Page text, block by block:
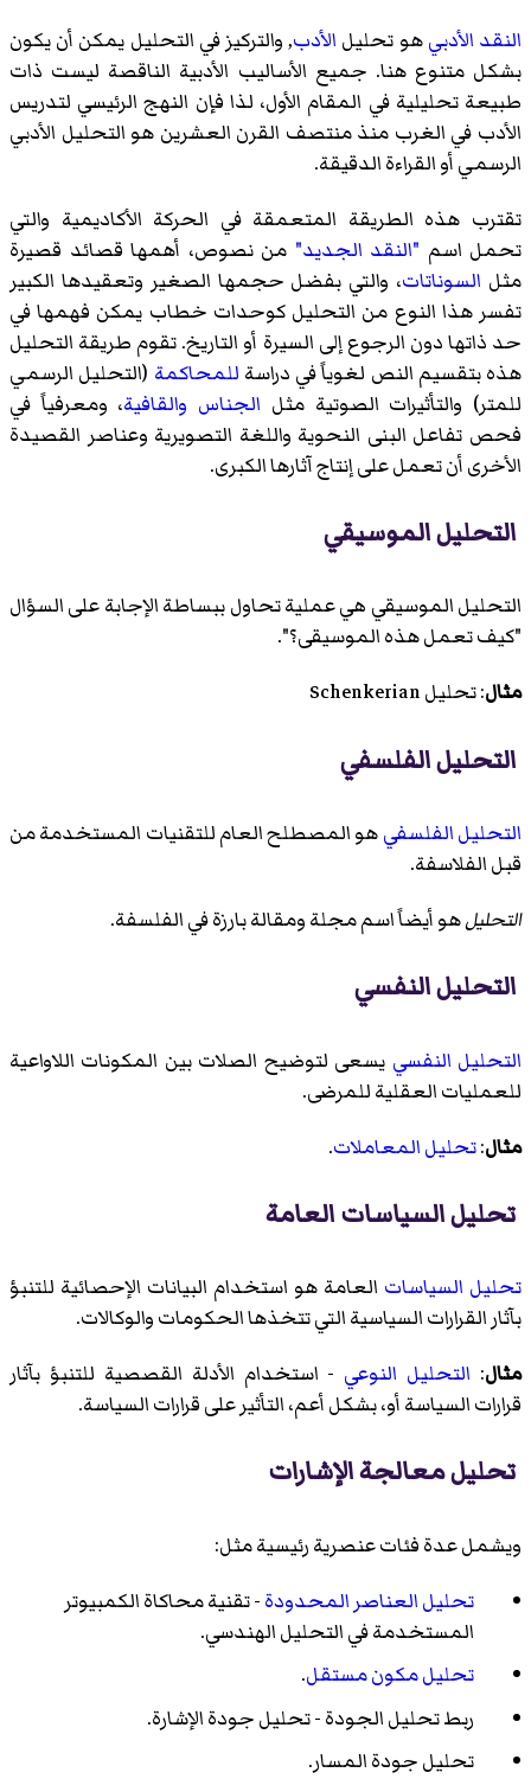
النقد الأدبيهو تحليل الأدب, والتركيز في التحليل يمكن أن يكون
بشكل متنوع هنا. جميع الأساليب الأدبية الناقصة ليست ذات
طبيعة تحليلية في المقام الأول، لذا فإن النهج الرئيسي لتدريس
الأدب في الغرب منذ منتصف القرن العشرين هو التحليل الأدبي
الرسمي أو القراءة الدقيقة.
تقترب هذه الطريقة المتعمقة في الحركة الأكاديمية والتي
تحمل اسم "النقد الجديد" من نصوص، أهمها قصائد قصيرة
مثل السوناتات، والتي بفضل حجمها الصغير وتعقيدها الكبير
تفسر هذا النوع من التحليل كوحدات خطاب يمكن فهمها في
حد ذاتها دون الرجوع إلى السيرة أو التاريخ. تقوم طريقة التحليل
هذه بتقسيم النص لغوياً في دراسة للمحاكمة (التحليل الرسمي
للمتر) والتأثيرات الصوتية مثل الجناس والقافية، ومعرفياً في
فحص تفاعل البنى النحوية واللغة التصويرية وعناصر القصيدة
الأخرى أن تعمل على إنتاج آثارها الكبرى.
التحليل الموسيقي
التحليل الموسيقي هي عملية تحاول ببساطة الإجابة على السؤال
"كيف تعمل هذه الموسيقى؟".
مثال:تحليل Schenkerian
التحليل الفلسفي
التحليل الفلسفيهو المصطلح العام للتقنيات المستخدمة من
قبل الفلاسفة.
التحليلهو أيضاً اسم مجلة ومقالة بارزة في الفلسفة.
التحليل النفسي
التحليل النفسي يسعى لتوضيح الصلات بين المكونات اللاواعية
للعمليات العقلية للمرضى.
مثال:تحليل المعاملات.
تحليل السياسات العامة
تحليل السياسات العامة هو استخدام البيانات الإحصائية للتنبؤ
بآثار القرارات السياسية التي تتخذها الحكومات والوكالات.
مثال: التحليل النوعي - استخدام الأدلة القصصية للتنبؤ بآثار
قرارات السياسة أو، بشكل أعم، التأثير على قرارات السياسة.
تحليل معالجة الإشارات
ويشمل عدة فئات عنصرية رئيسية مثل:
تحليل العناصر المحدودة- تقنية محاكاة الكمبيوتر
المستخدمة في التحليل الهندسي.
تحليل مكون مستقل.
ربط تحليل الجودة- تحليل جودة الإشارة.
تحليل جودة المسار.